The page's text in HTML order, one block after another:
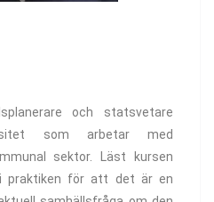
och statsvetare
som arbetar med
sektor. Läst kursen
praktiken för att det är en